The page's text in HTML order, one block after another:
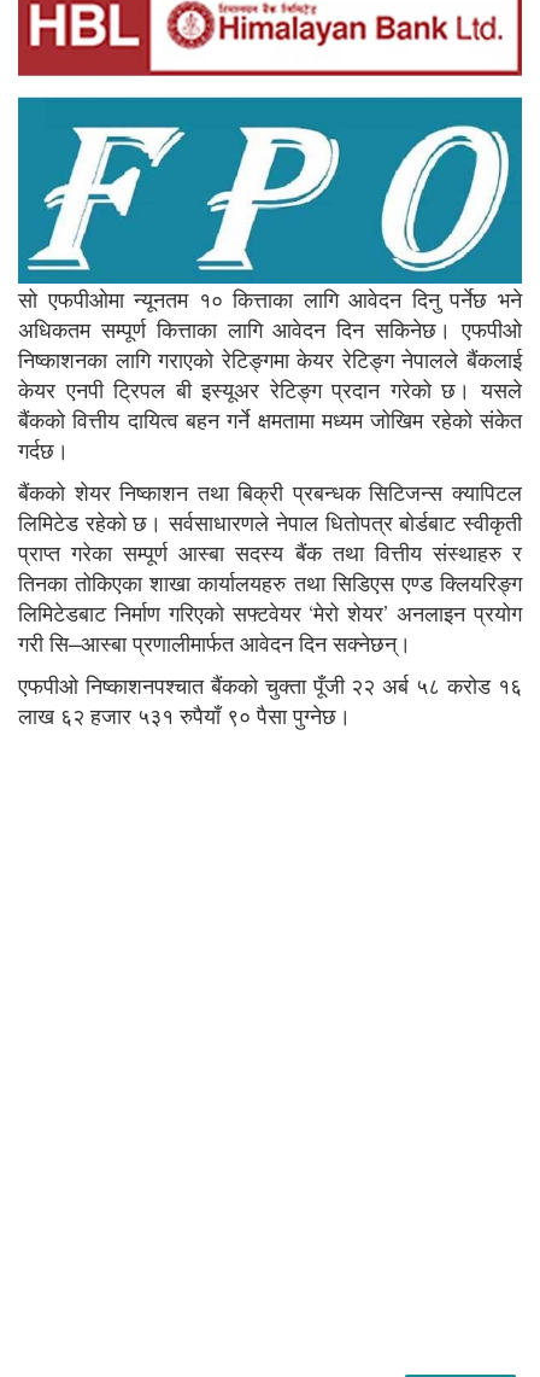
सो एफपीओमा न्यूनतम १० कित्ताका लागि आवेदन दिनु पर्नेछ भने
अधिकतम सम्पूर्ण कित्ताका लागि आवेदन दिन सकिनेछ। एफपीओ
निष्काशनका लागि गराएको रेटिङ्गमा केयर रेटिङ्ग नेपालले बैंकलाई
केयर एनपी ट्रिपल बी इस्यूअर रेटिङ्ग प्रदान गरेको छ। यसले
बैंकको वित्तीय दायित्व बहन गर्ने क्षमतामा मध्यम जोखिम रहेको संकेत
गर्दछ।
बैंकको शेयर निष्काशन तथा बिक्री प्रबन्धक सिटिजन्स क्यापिटल
लिमिटेड रहेको छ। सर्वसाधारणले नेपाल धितोपत्र बोर्डबाट स्वीकृती
प्राप्त गरेका सम्पूर्ण आस्बा सदस्य बैंक तथा वित्तीय संस्थाहरु र
तिनका तोकिएका शाखा कार्यालयहरु तथा सिडिएस एण्ड क्लियरिङ्ग
लिमिटेडबाट निर्माण गरिएको सफ्टवेयर ‘मेरो शेयर’ अनलाइन प्रयोग
गरी सि–आस्बा प्रणालीमार्फत आवेदन दिन सक्नेछन्।
एफपीओ निष्काशनपश्चात बैंकको चुक्ता पूँजी २२ अर्ब ५८ करोड १६
लाख ६२ हजार ५३१ रुपैयाँ ९० पैसा पुग्नेछ।